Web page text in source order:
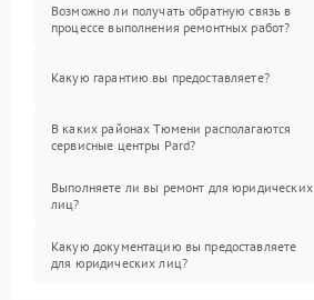
Возможно ли получать обратную связь в
процессе выполнения ремонтных работ?
Какую гарантию вы предоставляете?
В каких районах Тюмени располагаются
сервисные центры Pard?
Выполняете ли вы ремонт для юридических
лиц?
Какую документацию вы предоставляете
для юридических лиц?